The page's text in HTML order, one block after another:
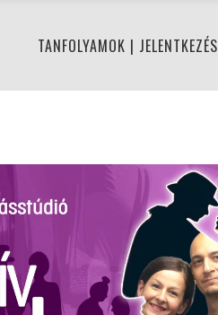
TANFOLYAMOK | JELENTKEZÉS